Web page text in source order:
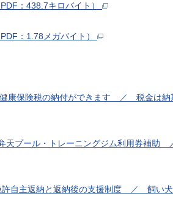
：438.7キロバイト）
：1.78メガバイト）
康保険税の納付ができます ／ 税金は納
プール・トレーニングジム利用券補助
主返納と返納後の支援制度 ／ 飼い犬